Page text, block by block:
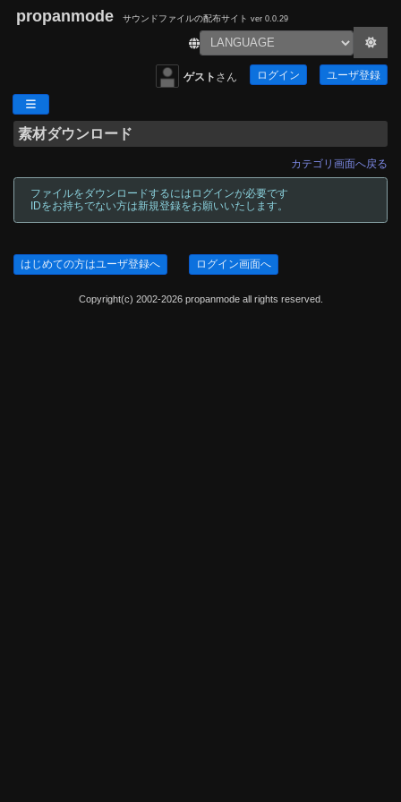
propanmode サウンドファイルの配布サイト ver 0.0.29
ゲスト さん ログイン ユーザ登録
素材ダウンロード
カテゴリ画面へ戻る
ファイルをダウンロードするにはログインが必要です
IDをお持ちでない方は新規登録をお願いいたします。
はじめての方はユーザ登録へ ログイン画面へ
Copyright(c) 2002-2026 propanmode all rights reserved.